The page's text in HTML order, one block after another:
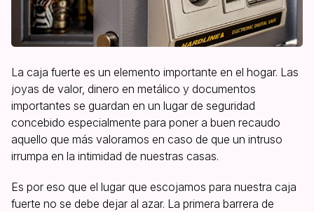
La caja fuerte es un elemento importante en el hogar. Las
joyas de valor, dinero en metálico y documentos
importantes se guardan en un lugar de seguridad
concebido especialmente para poner a buen recaudo
aquello que más valoramos en caso de que un intruso
irrumpa en la intimidad de nuestras casas.
Es por eso que el lugar que escojamos para nuestra caja
fuerte no se debe dejar al azar. La primera barrera de